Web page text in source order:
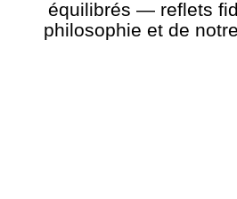
équilibrés — reflets
philosophie et de